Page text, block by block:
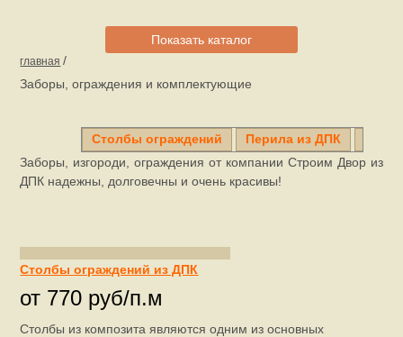
Показать каталог
главная /
Заборы, ограждения и комплектующие
Столбы ограждений Перила из ДПК
Заборы, изгороди, ограждения от компании Строим Двор из
ДПК надежны, долговечны и очень красивы!
Столбы ограждений из ДПК
от 770 руб/п.м
Столбы из композита являются одним из основных